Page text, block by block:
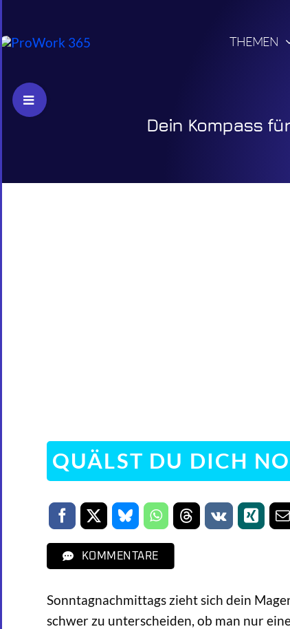
content
THEMEN
Dein Kompass
QUÄLST DU DICH
KOMMENTARE
Sonntagnachmittags zieht sich dein
schwer zu unterscheiden, ob man nur
Toggle
Sliding